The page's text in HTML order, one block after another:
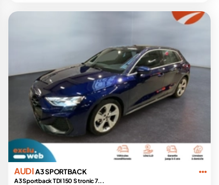
AUDIA3 SPORTBACK
A3 Sportback TDI 150 S tronic 7...